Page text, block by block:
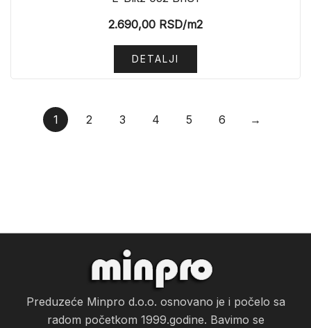
2.690,00 RSD/m2
DETALJI
1 2 3 4 5 6 →
Preduzeće Minpro d.o.o. osnovano je i počelo sa
radom početkom 1999.godine. Bavimo se